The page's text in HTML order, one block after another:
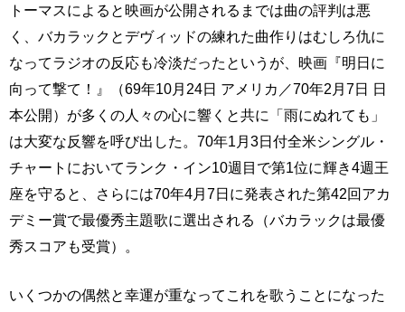
トーマスによると映画が公開されるまでは曲の評判は悪
く、バカラックとデヴィッドの練れた曲作りはむしろ仇に
なってラジオの反応も冷淡だったというが、映画『明日に
向って撃て！』（69年10月24日 アメリカ／70年2月7日 日
本公開）が多くの人々の心に響くと共に「雨にぬれても」
は大変な反響を呼び出した。70年1月3日付全米シングル・
チャートにおいてランク・イン10週目で第1位に輝き4週王
座を守ると、さらには70年4月7日に発表された第42回アカ
デミー賞で最優秀主題歌に選出される（バカラックは最優
秀スコアも受賞）。
いくつかの偶然と幸運が重なってこれを歌うことになった